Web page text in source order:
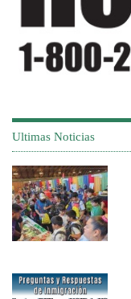
Ultimas Noticias